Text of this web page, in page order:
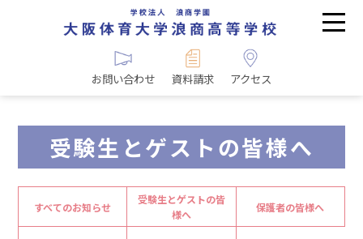
お問い合わせ 資料請求 アクセス
受験生とゲストの皆様へ
すべてのお知らせ
受験生とゲストの皆
様へ
保護者の皆様へ